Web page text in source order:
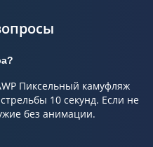
Пиксельный камуфляж
10 секунд. Если не
без анимации.